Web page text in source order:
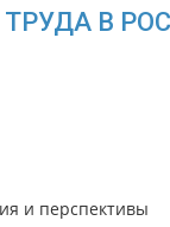
В
и перспективы